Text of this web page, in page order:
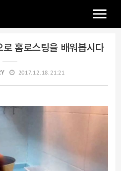
홈로스팅을 배워봅시다
2017. 12. 18. 21:21